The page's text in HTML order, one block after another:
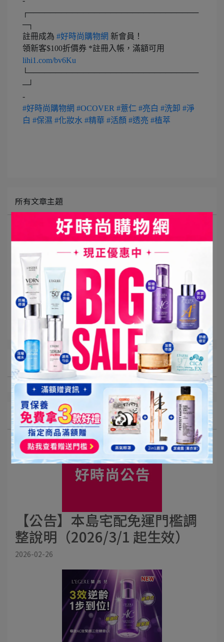
┌───────────────────────────────
─┐
註冊成為 #好時尚購物網 新會員！
領新客$100折價券 *註冊入帳，滿額可用
lihi1.com/bv6Ku
└───────────────────────────────
─┘
-
#好時尚購物網 #OCOVER #薏仁 #亮白 #洗卸 #淨
白 #保濕 #化妝水 #精華 #活顏 #透亮 #植萃
所有文章主題
媒體報導
部落客推薦
時尚編大實測
好時尚美容室
文章分類
最新消息
【公告】本島宅配免運門檻調
整說明（2026/3/1 起生效）
2026-02-26